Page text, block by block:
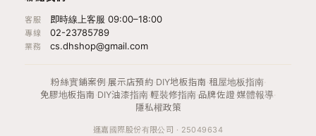
客服 即時線上客服 09:00–18:00
專線 02-23785789
業務 cs.dhshop@gmail.com
粉絲實鋪案例 ·展示店預約·DIY地板指南 ·租屋地板指南·
免膠地板指南 ·DIY油漆指南·輕裝修指南·品牌佐證·媒體報導·
隱私權政策
運嘉國際股份有限公司 · 25049634